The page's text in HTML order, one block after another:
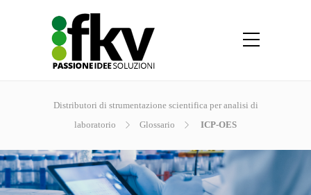
Distributori di strumentazione scientifica per analisi di
laboratorio
Glossario ICP-OES